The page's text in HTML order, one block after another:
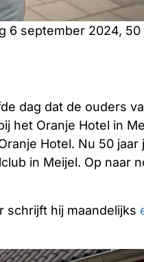
6 september 2024, 50
dag dat de ouders
het Oranje Hotel in
Hotel. Nu 50 jaar
in Meijel. Op naar
schrijft hij maandelijks